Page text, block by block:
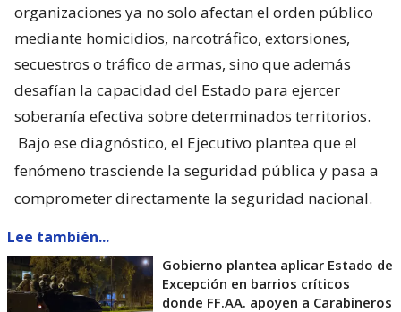
organizaciones ya no solo afectan el orden público
mediante homicidios, narcotráfico, extorsiones,
secuestros o tráfico de armas, sino que además
desafían la capacidad del Estado para ejercer
soberanía efectiva sobre determinados territorios.
Bajo ese diagnóstico, el Ejecutivo plantea que el
fenómeno trasciende la seguridad pública y pasa a
comprometer directamente la seguridad nacional.
Lee también...
Gobierno plantea aplicar Estado de
Excepción en barrios críticos
donde FF.AA. apoyen a Carabineros